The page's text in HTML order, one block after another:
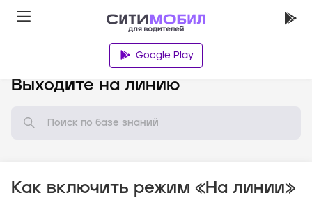
Google Play
Выходите на линию
Как включить режим «На линии»